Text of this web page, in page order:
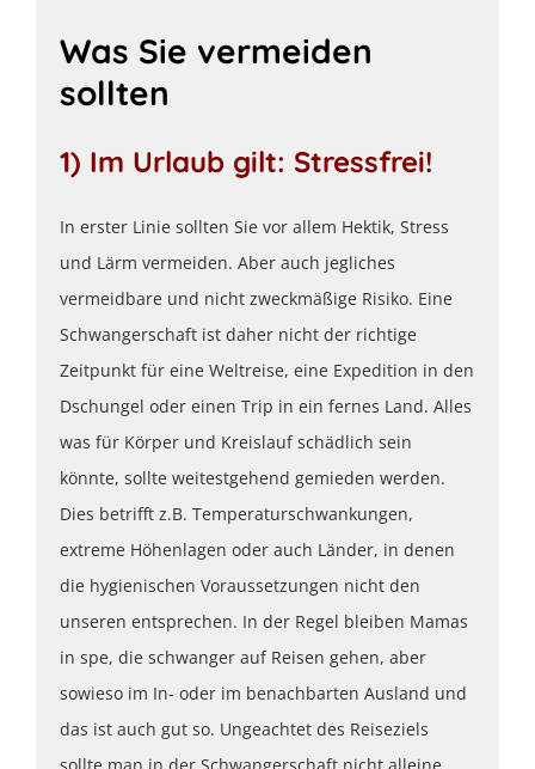
Was Sie vermeiden
sollten
1) Im Urlaub gilt: Stressfrei!
In erster Linie sollten Sie vor allem Hektik, Stress
und Lärm vermeiden. Aber auch jegliches
vermeidbare und nicht zweckmäßige Risiko. Eine
Schwangerschaft ist daher nicht der richtige
Zeitpunkt für eine Weltreise, eine Expedition in den
Dschungel oder einen Trip in ein fernes Land. Alles
was für Körper und Kreislauf schädlich sein
könnte, sollte weitestgehend gemieden werden.
Dies betrifft z.B. Temperaturschwankungen,
extreme Höhenlagen oder auch Länder, in denen
die hygienischen Voraussetzungen nicht den
unseren entsprechen. In der Regel bleiben Mamas
in spe, die schwanger auf Reisen gehen, aber
sowieso im In- oder im benachbarten Ausland und
das ist auch gut so. Ungeachtet des Reiseziels